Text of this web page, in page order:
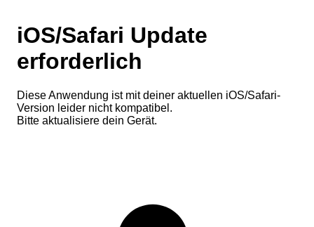
iOS/Safari Update
erforderlich
Diese Anwendung ist mit deiner aktuellen iOS/Safari-
Version leider nicht kompatibel.
Bitte aktualisiere dein Gerät.